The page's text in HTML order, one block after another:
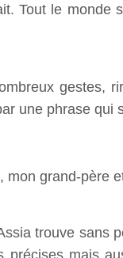
Tout le monde
gestes,
une phrase
mon grand-père
trouve sans
précises mais